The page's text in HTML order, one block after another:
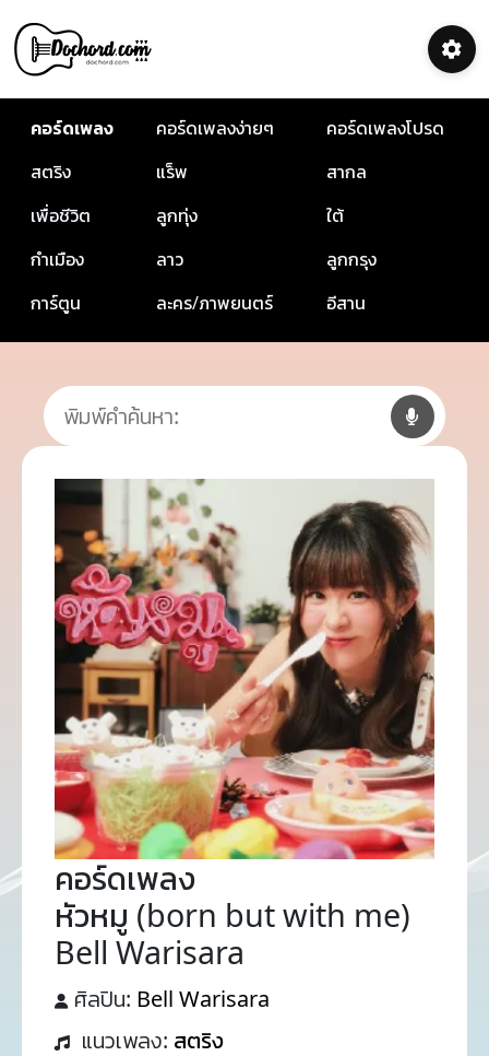
คอร์ดเพลง คอร์ดเพลงง่ายๆ
คอร์ดเพลงโปรด
สตริง
แร็พ
สากล
เพื่อชีวิต
ลูกทุ่ง
ใต้
กำเมือง
ลาว
ลูกกรุง
การ์ตูน
ละคร/ภาพยนตร์ อีสาน
คอร์ดเพลง
หัวหมู (born but with me)
Bell Warisara
ศิลปิน: Bell Warisara
แนวเพลง: สตริง